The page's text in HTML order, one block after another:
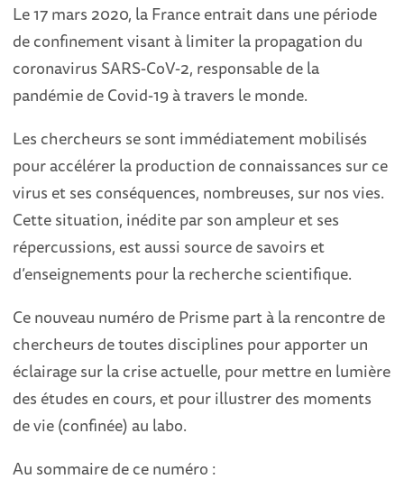
Le 17 mars 2020, la France entrait dans une période
de confinement visant à limiter la propagation du
coronavirus SARS-CoV-2, responsable de la
pandémie de Covid-19 à travers le monde.
Les chercheurs se sont immédiatement mobilisés
pour accélérer la production de connaissances sur ce
virus et ses conséquences, nombreuses, sur nos vies.
Cette situation, inédite par son ampleur et ses
répercussions, est aussi source de savoirs et
d’enseignements pour la recherche scientifique.
Ce nouveau numéro de Prisme part à la rencontre de
chercheurs de toutes disciplines pour apporter un
éclairage sur la crise actuelle, pour mettre en lumière
des études en cours, et pour illustrer des moments
de vie (confinée) au labo.
Au sommaire de ce numéro :